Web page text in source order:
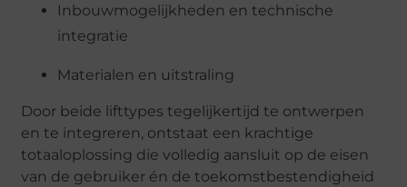
Inbouwmogelijkheden en technische
integratie
Materialen en uitstraling
Door beide lifttypes tegelijkertijd te ontwerpen
en te integreren, ontstaat een krachtige
totaaloplossing die volledig aansluit op de eisen
van de gebruiker én de toekomstbestendigheid